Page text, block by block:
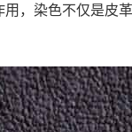
，染色不仅是皮